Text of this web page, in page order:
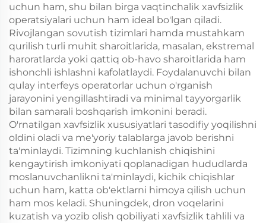
uchun ham, shu bilan birga vaqtinchalik xavfsizlik
operatsiyalari uchun ham ideal bo'lgan qiladi.
Rivojlangan sovutish tizimlari hamda mustahkam
qurilish turli muhit sharoitlarida, masalan, ekstremal
haroratlarda yoki qattiq ob-havo sharoitlarida ham
ishonchli ishlashni kafolatlaydi. Foydalanuvchi bilan
qulay interfeys operatorlar uchun o'rganish
jarayonini yengillashtiradi va minimal tayyorgarlik
bilan samarali boshqarish imkonini beradi.
O'rnatilgan xavfsizlik xususiyatlari tasodifiy yoqilishni
oldini oladi va me'yoriy talablarga javob berishni
ta'minlaydi. Tizimning kuchlanish chiqishini
kengaytirish imkoniyati qoplanadigan hududlarda
moslanuvchanlikni ta'minlaydi, kichik chiqishlar
uchun ham, katta ob'ektlarni himoya qilish uchun
ham mos keladi. Shuningdek, dron voqelarini
kuzatish va yozib olish qobiliyati xavfsizlik tahlili va